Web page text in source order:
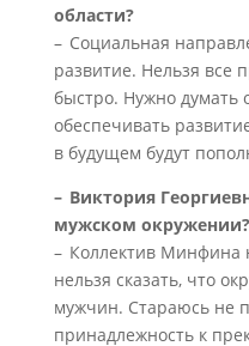
области?
– Социальная
развитие. Нельзя все
быстро. Нужно думать
обеспечивать
в будущем будут
– Виктория
мужском окружении?
– Коллектив Минфина
нельзя сказать, что
мужчин. Стараюсь не
принадлежность к